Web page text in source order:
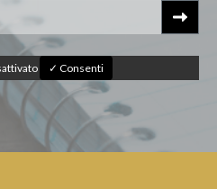
✓ Consenti